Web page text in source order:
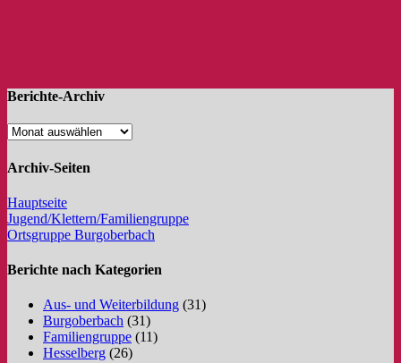
Berichte-Archiv
Archiv-Seiten
Hauptseite
Jugend/Klettern/Familiengruppe
Ortsgruppe Burgoberbach
Berichte nach Kategorien
Aus- und Weiterbildung (31)
Burgoberbach (31)
Familiengruppe (11)
Hesselberg (26)